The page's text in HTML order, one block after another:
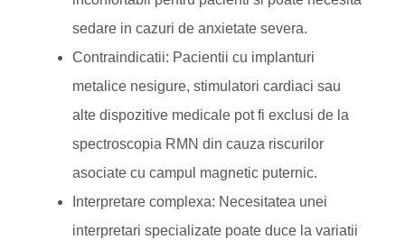
sedare in cazuri de anxietate severa.
Contraindicatii: Pacientii cu implanturi
metalice nesigure, stimulatori cardiaci sau
alte dispozitive medicale pot fi exclusi de la
spectroscopia RMN din cauza riscurilor
asociate cu campul magnetic puternic.
Interpretare complexa: Necesitatea unei
interpretari specializate poate duce la variatii